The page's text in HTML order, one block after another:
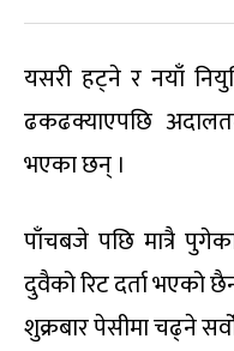
यसरी हट्ने र नयाँ
ढकढक्याएपछि
भएका छन् ।
पाँचबजे पछि मात्रै
दुवैको रिट दर्ता भएको
शुक्रबार पेसीमा चढ्ने